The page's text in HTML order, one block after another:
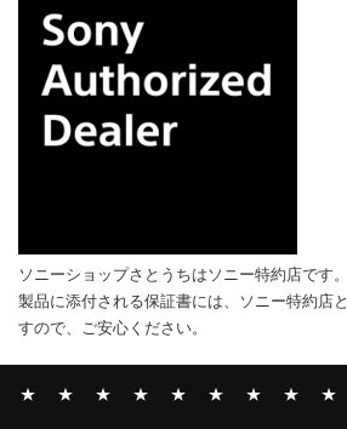
ソニーショップさとうちはソニー特約店です
製品に添付される保証書には、ソニー特約店
すので、ご安心ください。